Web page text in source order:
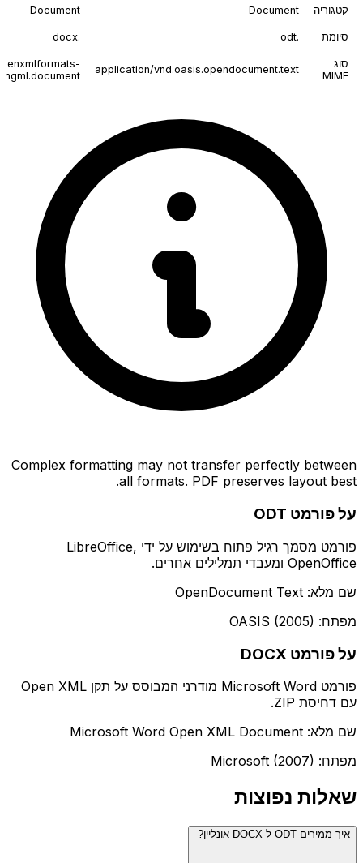
קטגוריה Document
Document
סיומת .odt
.docx
סוג
MIME
application/vnd.oasis.opendocument.text
Complex formatting may not transfer perfectly between
all formats. PDF preserves layout best.
על פורמט ODT
פורמט מסמך רגיל פתוח בשימוש על ידי LibreOffice,
OpenOffice ומעבדי תמלילים אחרים.
שם מלא: OpenDocument Text
מפתח: OASIS (2005)
על פורמט DOCX
פורמט Microsoft Word מודרני המבוסס על תקן Open XML
עם דחיסת ZIP.
שם מלא: Microsoft Word Open XML Document
מפתח: Microsoft (2007)
שאלות נפוצות
איך ממירים ODT ל-DOCX אונליין?